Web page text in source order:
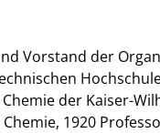
Vorstand der
der Kaiser-
1920